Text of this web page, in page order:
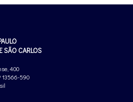
CARLOS
400
13566-590